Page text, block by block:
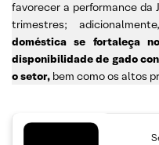
favorecer a performance da
trimestres;
doméstica se fortaleça
disponibilidade de gado
o setor, bem como os altos